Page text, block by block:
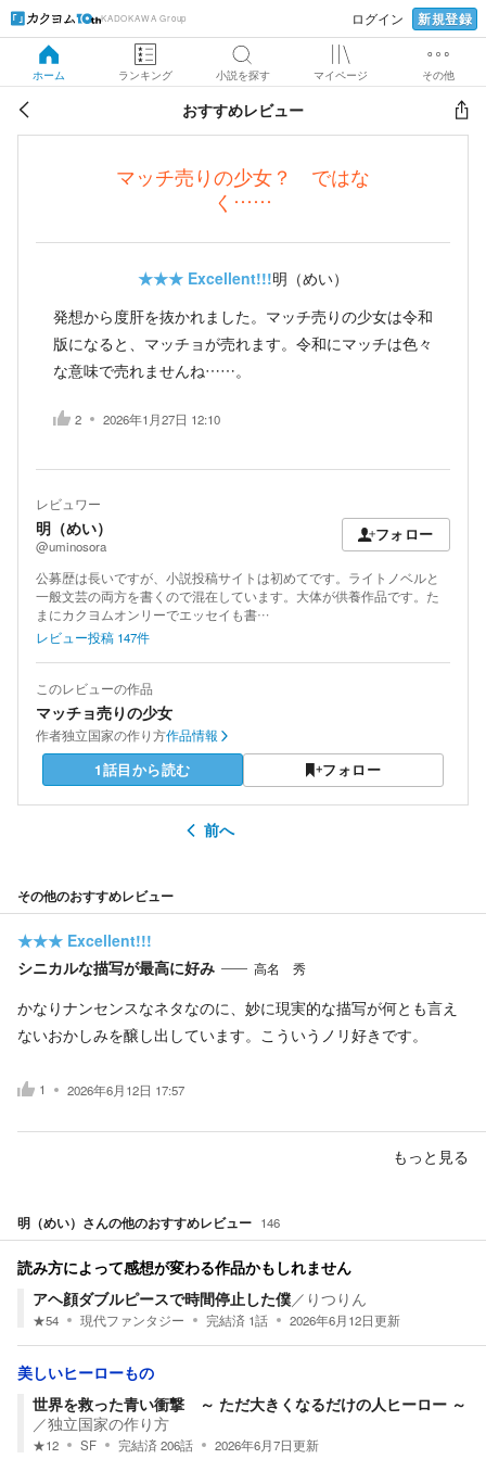
KADOKAWA Group ログイン 新規登録
ホーム ランキング 小説を探す マイページ その他
おすすめレビュー
マッチ売りの少女？ ではな
く……
★★★ Excellent!!!明（めい）
発想から度肝を抜かれました。マッチ売りの少女は令和
版になると、マッチョが売れます。令和にマッチは色々
な意味で売れませんね……。
2 2026年1月27日 12:10
レビュワー
明（めい）
@uminosora
フォロー
公募歴は長いですが、小説投稿サイトは初めてです。ライトノベルと
一般文芸の両方を書くので混在しています。大体が供養作品です。た
まにカクヨムオンリーでエッセイも書…
レビュー投稿 147件
このレビューの作品
マッチョ売りの少女
作者独立国家の作り方作品情報
1話目から読む フォロー
前へ
その他のおすすめレビュー
★★★ Excellent!!!
シニカルな描写が最高に好み
高名 秀
かなりナンセンスなネタなのに、妙に現実的な描写が何とも言え
ないおかしみを醸し出しています。こういうノリ好きです。
1 2026年6月12日 17:57
もっと見る
明（めい） さんの他のおすすめレビュー 146
読み方によって感想が変わる作品かもしれません
アヘ顔ダブルピースで時間停止した僕／ りつりん
★54 現代ファンタジー 完結済 1話 2026年6月12日更新
美しいヒーローもの
世界を救った青い衝撃 ～ ただ大きくなるだけの人ヒーロー ～
／独立国家の作り方
★12 SF 完結済206話 2026年6月7日更新